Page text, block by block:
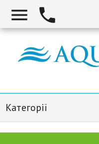
 
Категорії